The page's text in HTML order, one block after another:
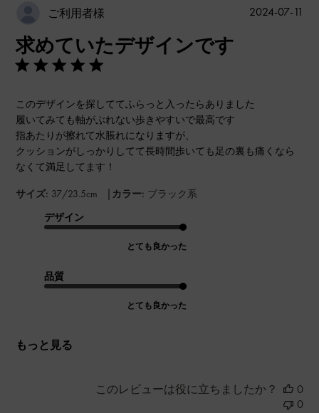
ご利用者様
求めていたデザインです
このデザインを探しててふらっと入ったらありました
履いてみても軸がぶれない歩きやすいで最高です
指あたりが擦れて水脹れになりますが、
クッションがしっかりしてて長時間歩いても足の裏も痛くなら
なくて満足してます！
サイズ: 37/23.5cm | カラー: ブラック系
デザイン
とても良かった
品質
とても良かった
もっと見る
2024-07-11
このレビューは役に立ちましたか？
0
0